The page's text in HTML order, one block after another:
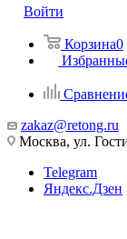
Войти
Корзина0
zakaz@retong.ru
Москва, ул.
Telegram
Яндекс.Дзен